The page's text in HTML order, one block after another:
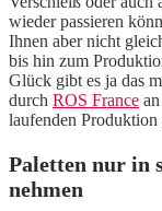
wieder passieren
Ihnen aber nicht
bis hin zum
Glück gibt es ja das
durch ROS France
laufenden
Paletten nur in
nehmen